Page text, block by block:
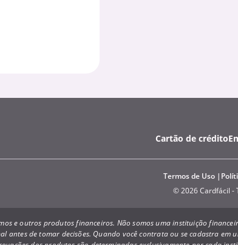
Cartão de crédito
Termos de Uso
© 2026 Cardfácil -
e outros produtos financeiros. Não somos uma instituição
de tomar decisões. Quando você contrata ou se cadastra em